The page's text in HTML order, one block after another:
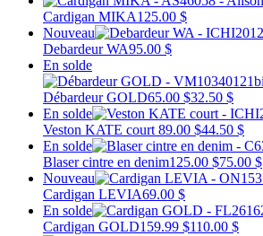
Cardigan MIKA125.00 $
Nouveau
Debardeur WA95.00 $
En solde
Débardeur GOLD65.00 $32.50 $
En solde
Veston KATE court 89.00 $44.50 $
En solde
Blaser cintre en denim125.00 $75.00 $
Nouveau
Cardigan LEVIA69.00 $
En solde
Cardigan GOLD159.99 $110.00 $